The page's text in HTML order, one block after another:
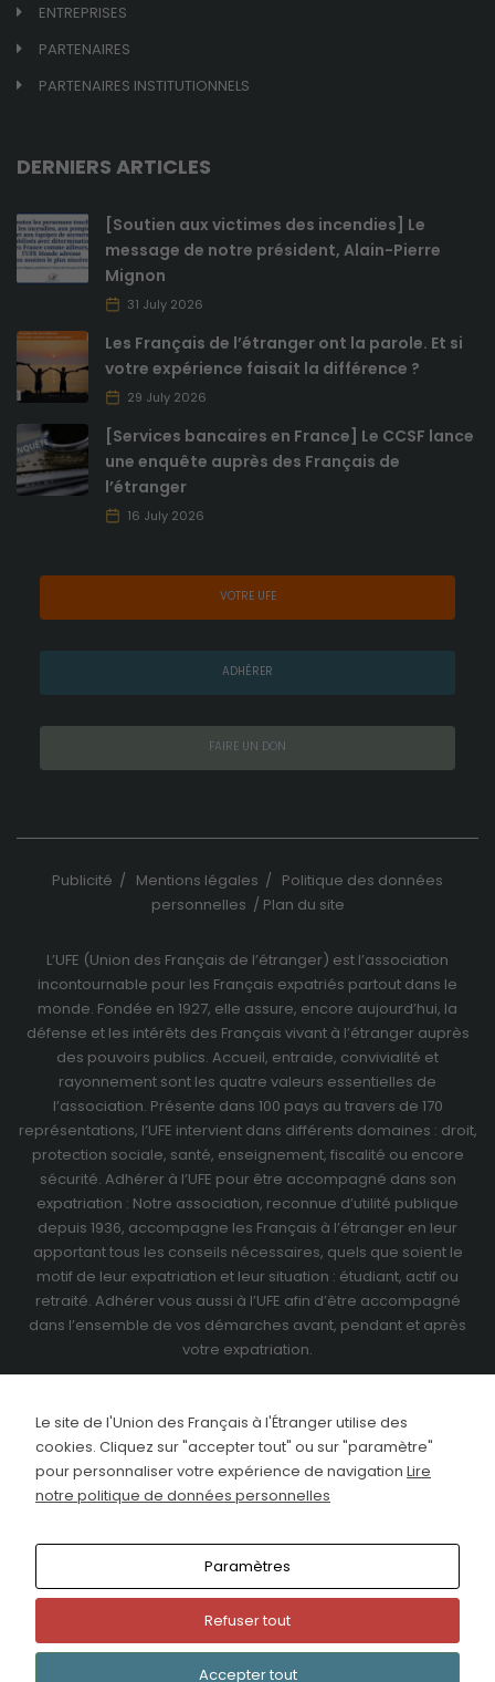
ENTREPRISES
PARTENAIRES
PARTENAIRES INSTITUTIONNELS
DERNIERS ARTICLES
[Soutien aux victimes des incendies] Le
message de notre président, Alain-Pierre
Mignon
31 July 2026
Les Français de l’étranger ont la parole. Et si
votre expérience faisait la différence ?
29 July 2026
[Services bancaires en France] Le CCSF lance
une enquête auprès des Français de
l’étranger
16 July 2026
VOTRE UFE
ADHÉRER
FAIRE UN DON
Publicité / Mentions légales / Politique des données
personnelles / Plan du site
L’UFE (Union des Français de l’étranger) est l’association
incontournable pour les Français expatriés partout dans le
monde. Fondée en 1927, elle assure, encore aujourd’hui, la
défense et les intérêts des Français vivant à l’étranger auprès
des pouvoirs publics. Accueil, entraide, convivialité et
rayonnement sont les quatre valeurs essentielles de
l’association. Présente dans 100 pays au travers de 170
représentations, l’UFE intervient dans différents domaines : droit,
protection sociale, santé, enseignement, fiscalité ou encore
sécurité. Adhérer à l’UFE pour être accompagné dans son
expatriation : Notre association, reconnue d’utilité publique
depuis 1936, accompagne les Français à l’étranger en leur
apportant tous les conseils nécessaires, quels que soient le
motif de leur expatriation et leur situation : étudiant, actif ou
retraité. Adhérer vous aussi à l’UFE afin d’être accompagné
dans l’ensemble de vos démarches avant, pendant et après
votre expatriation.
This site uses cookies. Find out more about cookies and
how you can refuse them.
I Accept
Le site de l'Union des Français à l'Étranger utilise des
cookies. Cliquez sur "accepter tout" ou sur "paramètre"
pour personnaliser votre expérience de navigation Lire
notre politique de données personnelles
Paramètres
Refuser tout
Accepter tout